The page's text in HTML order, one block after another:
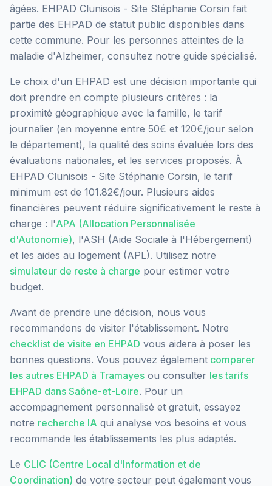
âgées. EHPAD Clunisois - Site Stéphanie Corsin fait
partie des EHPAD de statut public disponibles dans
cette commune. Pour les personnes atteintes de la
maladie d'Alzheimer, consultez notre guide spécialisé.
Le choix d'un EHPAD est une décision importante qui
doit prendre en compte plusieurs critères : la
proximité géographique avec la famille, le tarif
journalier (en moyenne entre 50€ et 120€/jour selon
le département), la qualité des soins évaluée lors des
évaluations nationales, et les services proposés. À
EHPAD Clunisois - Site Stéphanie Corsin, le tarif
minimum est de 101.82€/jour. Plusieurs aides
financières peuvent réduire significativement le reste à
charge : l'APA (Allocation Personnalisée
d'Autonomie), l'ASH (Aide Sociale à l'Hébergement)
et les aides au logement (APL). Utilisez notre
simulateur de reste à charge pour estimer votre
budget.
Avant de prendre une décision, nous vous
recommandons de visiter l'établissement. Notre
checklist de visite en EHPAD vous aidera à poser les
bonnes questions. Vous pouvez également comparer
les autres EHPAD à Tramayes ou consulter les tarifs
EHPAD dans Saône-et-Loire. Pour un
accompagnement personnalisé et gratuit, essayez
notre recherche IA qui analyse vos besoins et vous
recommande les établissements les plus adaptés.
Le CLIC (Centre Local d'Information et de
Coordination) de votre secteur peut également vous